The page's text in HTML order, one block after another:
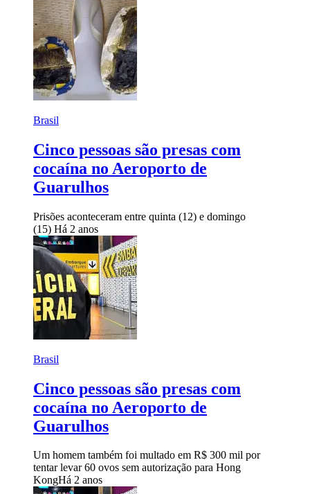
Brasil
Cinco pessoas são presas com
cocaína no Aeroporto de
Guarulhos
Prisões aconteceram entre quinta (12) e domingo
(15) Há 2 anos
Brasil
Cinco pessoas são presas com
cocaína no Aeroporto de
Guarulhos
Um homem também foi multado em R$ 300 mil por
tentar levar 60 ovos sem autorização para Hong
KongHá 2 anos